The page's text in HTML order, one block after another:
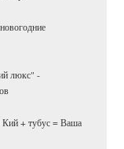
люкс" -
+ тубус = Ваша